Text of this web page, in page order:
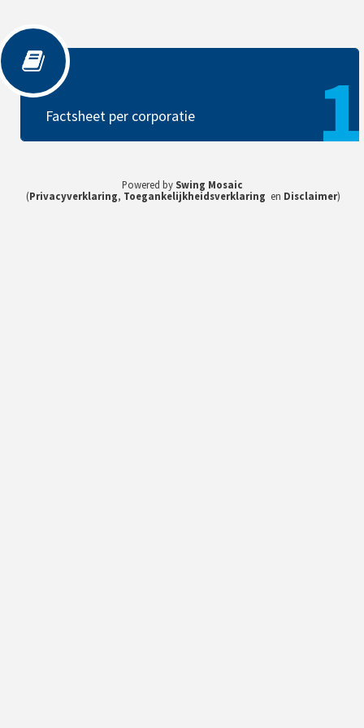
Factsheet per corporatie
Factsheet per corporatie 1
Powered by Swing Mosaic
(Privacyverklaring, Toegankelijkheidsverklaring en Disclaimer)